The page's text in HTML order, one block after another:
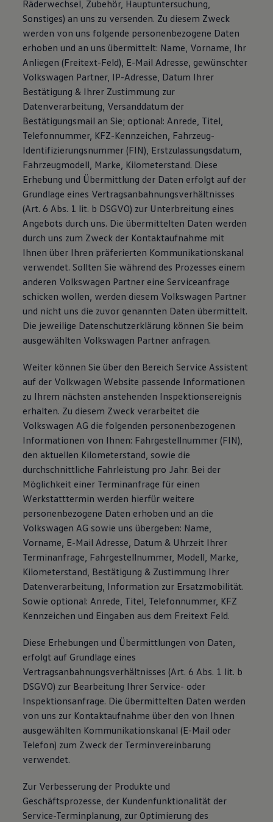
Räderwechsel, Zubehör, Hauptuntersuchung,
Sonstiges) an uns zu versenden. Zu diesem Zweck
werden von uns folgende personenbezogene Daten
erhoben und an uns übermittelt: Name, Vorname, Ihr
Anliegen (Freitext-Feld), E-Mail Adresse, gewünschter
Volkswagen Partner, IP-Adresse, Datum Ihrer
Bestätigung & Ihrer Zustimmung zur
Datenverarbeitung, Versanddatum der
Bestätigungsmail an Sie; optional: Anrede, Titel,
Telefonnummer, KFZ-Kennzeichen, Fahrzeug-
Identifizierungsnummer (FIN), Erstzulassungsdatum,
Fahrzeugmodell, Marke, Kilometerstand. Diese
Erhebung und Übermittlung der Daten erfolgt auf der
Grundlage eines Vertragsanbahnungsverhältnisses
(Art. 6 Abs. 1 lit. b DSGVO) zur Unterbreitung eines
Angebots durch uns. Die übermittelten Daten werden
durch uns zum Zweck der Kontaktaufnahme mit
Ihnen über Ihren präferierten Kommunikationskanal
verwendet. Sollten Sie während des Prozesses einem
anderen Volkswagen Partner eine Serviceanfrage
schicken wollen, werden diesem Volkswagen Partner
und nicht uns die zuvor genannten Daten übermittelt.
Die jeweilige Datenschutzerklärung können Sie beim
ausgewählten Volkswagen Partner anfragen.
Weiter können Sie über den Bereich Service Assistent
auf der Volkwagen Website passende Informationen
zu Ihrem nächsten anstehenden Inspektionsereignis
erhalten. Zu diesem Zweck verarbeitet die
Volkswagen AG die folgenden personenbezogenen
Informationen von Ihnen: Fahrgestellnummer (FIN),
den aktuellen Kilometerstand, sowie die
durchschnittliche Fahrleistung pro Jahr. Bei der
Möglichkeit einer Terminanfrage für einen
Werkstatttermin werden hierfür weitere
personenbezogene Daten erhoben und an die
Volkswagen AG sowie uns übergeben: Name,
Vorname, E-Mail Adresse, Datum & Uhrzeit Ihrer
Terminanfrage, Fahrgestellnummer, Modell, Marke,
Kilometerstand, Bestätigung & Zustimmung Ihrer
Datenverarbeitung, Information zur Ersatzmobilität.
Sowie optional: Anrede, Titel, Telefonnummer, KFZ
Kennzeichen und Eingaben aus dem Freitext Feld.
Diese Erhebungen und Übermittlungen von Daten,
erfolgt auf Grundlage eines
Vertragsanbahnungsverhältnisses (Art. 6 Abs. 1 lit. b
DSGVO) zur Bearbeitung Ihrer Service- oder
Inspektionsanfrage. Die übermittelten Daten werden
von uns zur Kontaktaufnahme über den von Ihnen
ausgewählten Kommunikationskanal (E-Mail oder
Telefon) zum Zweck der Terminvereinbarung
verwendet.
Zur Verbesserung der Produkte und
Geschäftsprozesse, der Kundenfunktionalität der
Service-Terminplanung, zur Optimierung des